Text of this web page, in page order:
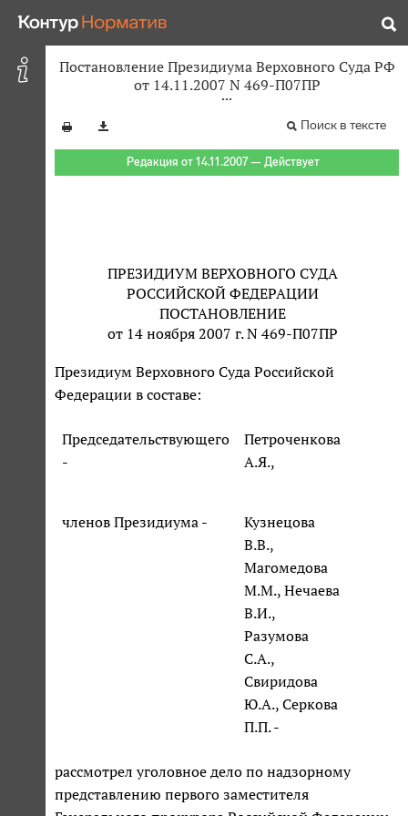
Постановление Президиума Верховного Суда РФ
от 14.11.2007 N 469-П07ПР
Поиск в тексте
Редакция от 14.11.2007 — Действует
ПРЕЗИДИУМ ВЕРХОВНОГО СУДА
РОССИЙСКОЙ ФЕДЕРАЦИИ
ПОСТАНОВЛЕНИЕ
от 14 ноября 2007 г. N 469-П07ПР
Президиум Верховного Суда Российской
Федерации в составе:
Председательствующего
-
Петроченкова
А.Я.,
членов Президиума -
Кузнецова
В.В.,
Магомедова
М.М., Нечаева
В.И.,
Разумова
С.А.,
Свиридова
Ю.А., Серкова
П.П. -
рассмотрел уголовное дело по надзорному
представлению первого заместителя